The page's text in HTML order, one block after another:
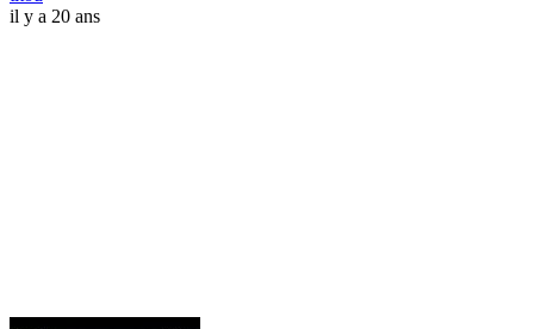
il y a 20 ans